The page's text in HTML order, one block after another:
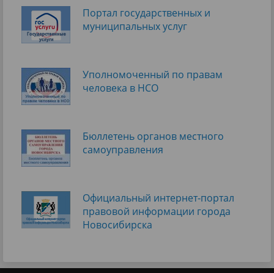
Портал государственных и
муниципальных услуг
Уполномоченный по правам
человека в НСО
Бюллетень органов местного
самоуправления
Официальный интернет-портал
правовой информации города
Новосибирска